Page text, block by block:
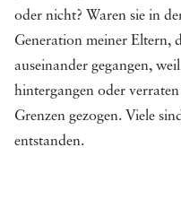
oder nicht? Waren sie in
Generation meiner Eltern,
auseinander gegangen,
hintergangen oder
Grenzen gezogen. Viele
entstanden.